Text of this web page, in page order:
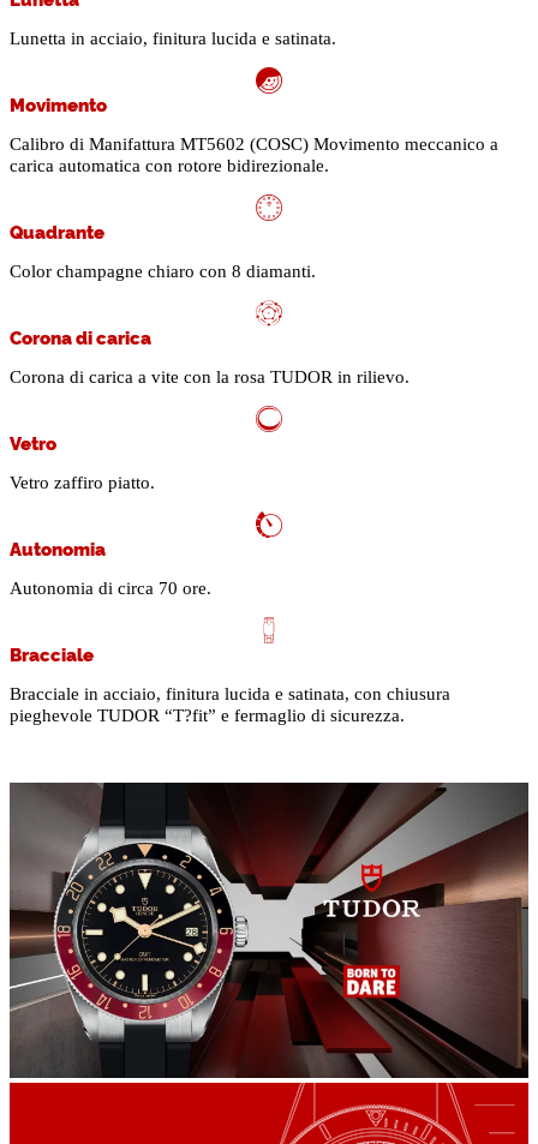
Lunetta in acciaio, finitura lucida e satinata.
Movimento
Calibro di Manifattura MT5602 (COSC) Movimento meccanico a
carica automatica con rotore bidirezionale.
Quadrante
Color champagne chiaro con 8 diamanti.
Corona di carica
Corona di carica a vite con la rosa TUDOR in rilievo.
Vetro
Vetro zaffiro piatto.
Autonomia
Autonomia di circa 70 ore.
Bracciale
Bracciale in acciaio, finitura lucida e satinata, con chiusura
pieghevole TUDOR “T?fit” e fermaglio di sicurezza.